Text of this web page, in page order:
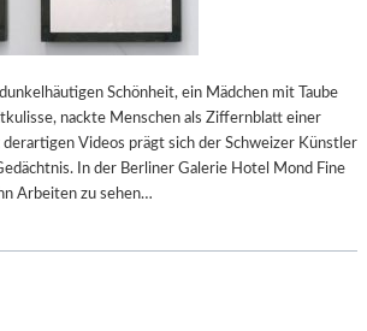
Schönheit, ein Mädchen mit Taube
nackte Menschen als Ziffernblatt einer
Videos prägt sich der Schweizer Künstler
In der Berliner Galerie Hotel Mond Fine
Arbeiten zu sehen…